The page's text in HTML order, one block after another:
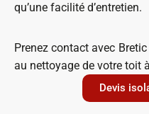
qu’une facilité d’entretien.
Prenez contact avec
au nettoyage de votre toit
Devis